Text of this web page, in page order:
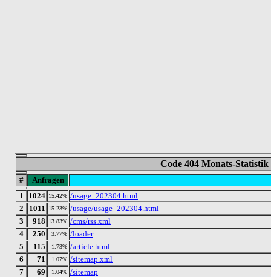
Code 404 Monats-
#
Anfragen
1
1024 15.42% /usage_202304.html
2
1011 15.23% /usage/usage_202304.html
3
918 13.83% /cms/rss.xml
4
250 3.77% /loader
5
115 1.73% /article.html
6
71 1.07% /sitemap.xml
7
69 1.04% /sitemap